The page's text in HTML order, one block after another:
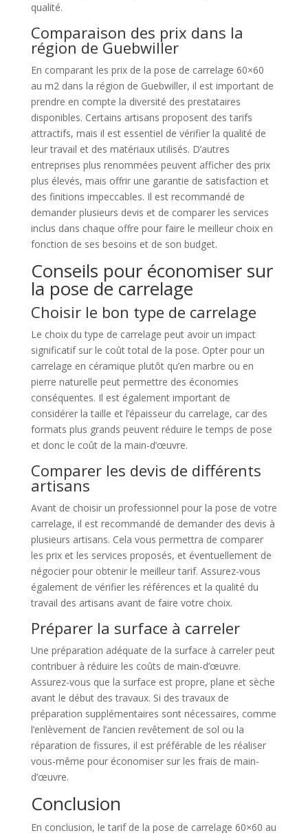
qualité.
Comparaison des prix dans la
région de Guebwiller
En comparant les prix de la pose de carrelage 60×60
au m2 dans la région de Guebwiller, il est important de
prendre en compte la diversité des prestataires
disponibles. Certains artisans proposent des tarifs
attractifs, mais il est essentiel de vérifier la qualité de
leur travail et des matériaux utilisés. D’autres
entreprises plus renommées peuvent afficher des prix
plus élevés, mais offrir une garantie de satisfaction et
des finitions impeccables. Il est recommandé de
demander plusieurs devis et de comparer les services
inclus dans chaque offre pour faire le meilleur choix en
fonction de ses besoins et de son budget.
Conseils pour économiser sur
la pose de carrelage
Choisir le bon type de carrelage
Le choix du type de carrelage peut avoir un impact
significatif sur le coût total de la pose. Opter pour un
carrelage en céramique plutôt qu’en marbre ou en
pierre naturelle peut permettre des économies
conséquentes. Il est également important de
considérer la taille et l’épaisseur du carrelage, car des
formats plus grands peuvent réduire le temps de pose
et donc le coût de la main-d’œuvre.
Comparer les devis de différents
artisans
Avant de choisir un professionnel pour la pose de votre
carrelage, il est recommandé de demander des devis à
plusieurs artisans. Cela vous permettra de comparer
les prix et les services proposés, et éventuellement de
négocier pour obtenir le meilleur tarif. Assurez-vous
également de vérifier les références et la qualité du
travail des artisans avant de faire votre choix.
Préparer la surface à carreler
Une préparation adéquate de la surface à carreler peut
contribuer à réduire les coûts de main-d’œuvre.
Assurez-vous que la surface est propre, plane et sèche
avant le début des travaux. Si des travaux de
préparation supplémentaires sont nécessaires, comme
l’enlèvement de l’ancien revêtement de sol ou la
réparation de fissures, il est préférable de les réaliser
vous-même pour économiser sur les frais de main-
d’œuvre.
Conclusion
En conclusion, le tarif de la pose de carrelage 60×60 au